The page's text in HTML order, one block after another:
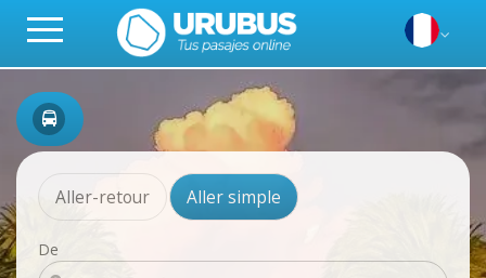
Aller-retour Aller simple
De